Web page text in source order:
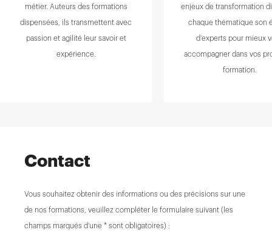
métier. Auteurs des formations
dispensées, ils transmettent avec
passion et agilité leur savoir et
expérience.
enjeux de transformation
chaque thématique son
d’experts pour mieux
accompagner dans vos
formation.
Contact
Vous souhaitez obtenir des informations ou des précisions sur une
de nos formations, veuillez compléter le formulaire suivant (les
champs marqués d’une * sont obligatoires) :